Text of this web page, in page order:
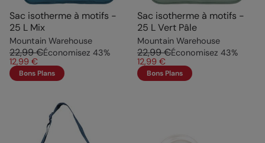
Sac isotherme à motifs -
25 L Mix
Mountain Warehouse
22,99 €Économisez 43%
12,99 €
Bons Plans
Sac isotherme à motifs -
25 L Vert Pâle
Mountain Warehouse
22,99 €Économisez 43%
12,99 €
Bons Plans